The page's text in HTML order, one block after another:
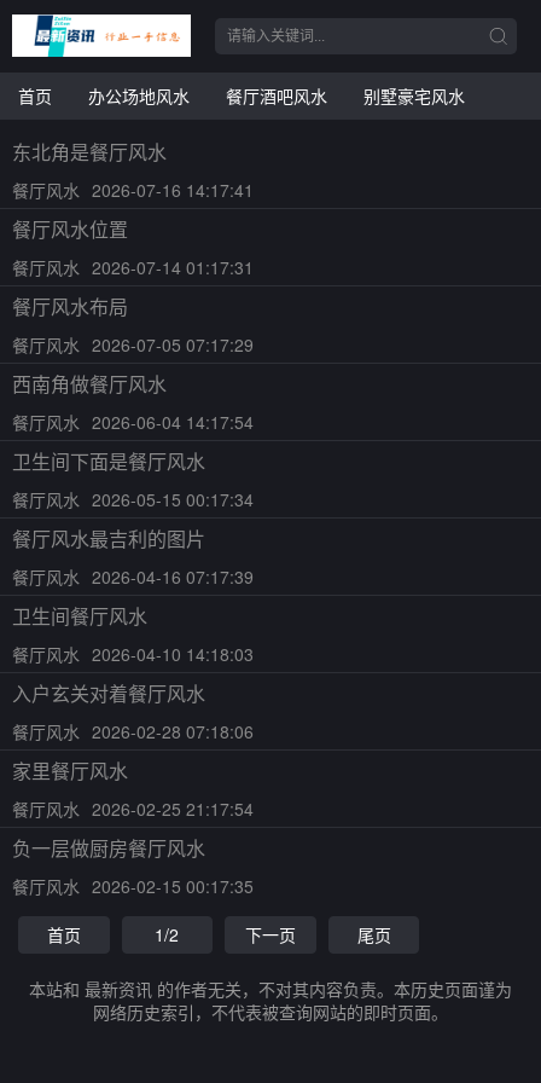
首页 办公场地风水 餐厅酒吧风水 别墅豪宅风水
东北角是餐厅风水
餐厅风水 2026-07-16 14:17:41
餐厅风水位置
餐厅风水 2026-07-14 01:17:31
餐厅风水布局
餐厅风水 2026-07-05 07:17:29
西南角做餐厅风水
餐厅风水 2026-06-04 14:17:54
卫生间下面是餐厅风水
餐厅风水 2026-05-15 00:17:34
餐厅风水最吉利的图片
餐厅风水 2026-04-16 07:17:39
卫生间餐厅风水
餐厅风水 2026-04-10 14:18:03
入户玄关对着餐厅风水
餐厅风水 2026-02-28 07:18:06
家里餐厅风水
餐厅风水 2026-02-25 21:17:54
负一层做厨房餐厅风水
餐厅风水 2026-02-15 00:17:35
首页
1/2 下一页 尾页
本站和 最新资讯 的作者无关，不对其内容负责。本历史页面谨为
网络历史索引，不代表被查询网站的即时页面。